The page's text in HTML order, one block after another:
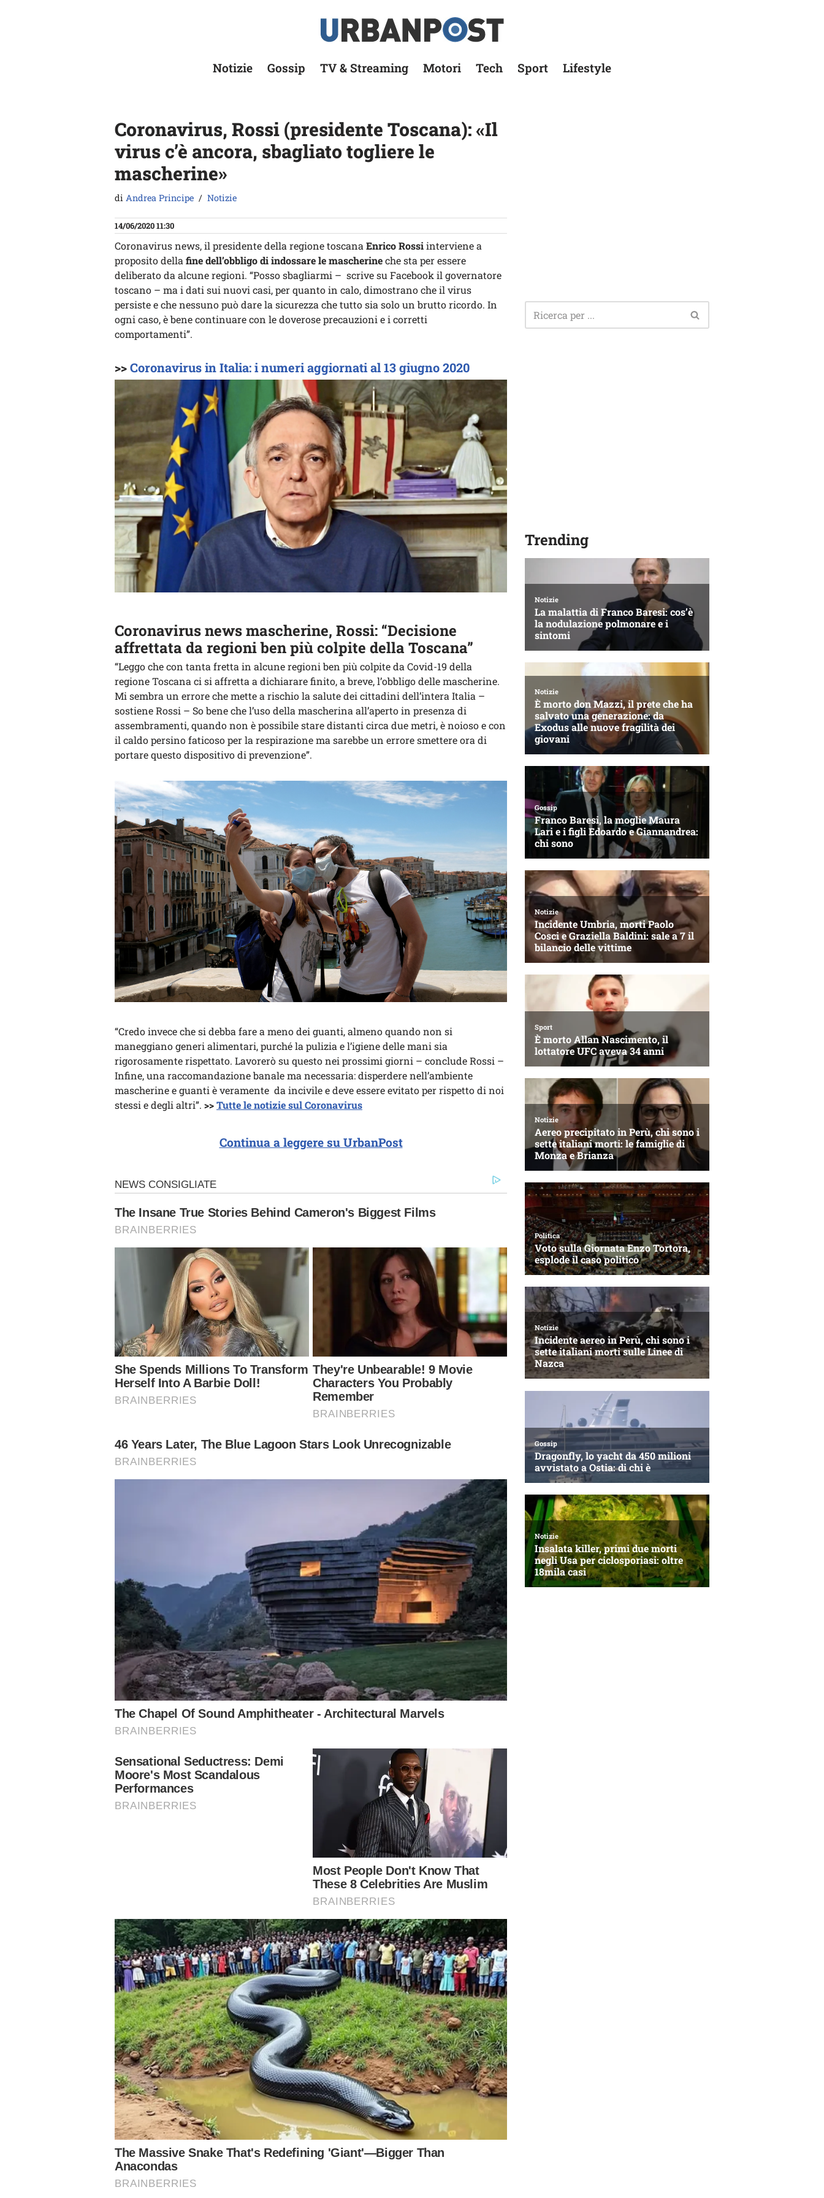
Notizie Gossip TV & Streaming Motori Tech Sport Lifestyle
Coronavirus, Rossi (presidente Toscana): «Il
virus c’è ancora, sbagliato togliere le
mascherine»
di Andrea Principe Notizie
14/06/2020 11:30
Coronavirus news, il presidente della regione toscana Enrico Rossiinterviene a
proposito della fine dell’obbligo di indossare le mascherineche sta per essere
deliberato da alcune regioni. “Posso sbagliarmi – scrive su Facebook il governatore
toscano – ma i dati sui nuovi casi, per quanto in calo, dimostrano che il virus
persiste e che nessuno può dare la sicurezza che tutto sia solo un brutto ricordo. In
ogni caso, è bene continuare con le doverose precauzioni e i corretti
comportamenti”.
>>Coronavirus in Italia: i numeri aggiornati al 13 giugno 2020
Coronavirus news mascherine, Rossi: “Decisione
affrettata da regioni ben più colpite della Toscana”
“Leggo che con tanta fretta in alcune regioni ben più colpite da Covid-19 della
regione Toscana ci si affretta a dichiarare finito, a breve, l’obbligo delle mascherine.
Mi sembra un errore che mette a rischio la salute dei cittadini dell’intera Italia –
sostiene Rossi – So bene che l’uso della mascherina all’aperto in presenza di
assembramenti, quando non è possibile stare distanti circa due metri, è noioso e con
il caldo persino faticoso per la respirazione ma sarebbe un errore smettere ora di
portare questo dispositivo di prevenzione”.
“Credo invece che si debba fare a meno dei guanti, almeno quando non si
maneggiano generi alimentari, purché la pulizia e l’igiene delle mani sia
rigorosamente rispettato. Lavorerò su questo nei prossimi giorni – conclude Rossi –
Infine, una raccomandazione banale ma necessaria: disperdere nell’ambiente
mascherine e guanti è veramente da incivile e deve essere evitato per rispetto di noi
stessi e degli altri”. >>Tutte le notizie sul Coronavirus
Continua a leggere su UrbanPost
Trending